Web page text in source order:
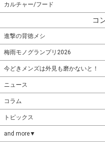
カルチャー/フード
コ
進撃の背徳メシ
梅雨モノグランプリ2026
今どきメンズは外見も磨かないと！
ニュース
コラム
トピックス
and more▼